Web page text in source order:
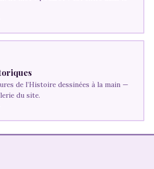
de l’Histoire dessinées à la main —
du site.